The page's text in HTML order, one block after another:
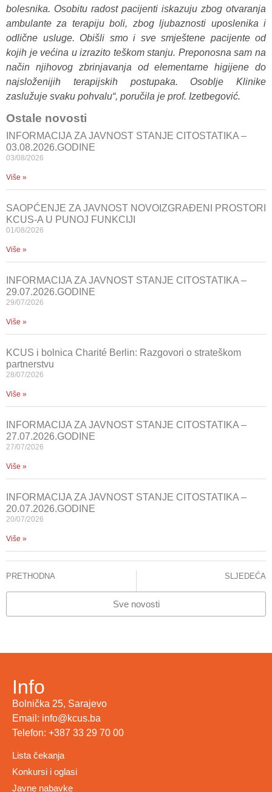
bolesnika. Osobitu radost pacijenti iskazuju zbog otvaranja
ambulante za terapiju boli, zbog ljubaznosti uposlenika i
odlične usluge. Obišli smo i sve smještene pacijente od
kojih je većina u izrazito teškom stanju. Preponosna sam na
način njihovog zbrinjavanja od elementarne higijene do
najsloženijih terapijskih postupaka. Osoblje Klinike
zaslužuje svaku pohvalu“, poručila je prof. Izetbegović.
Ostale novosti
INFORMACIJA ZA JAVNOST STANJE CITOSTATIKA –
03.08.2026.GODINE
03/08/2026
Više »
SAOPĆENJE ZA JAVNOST NOVOIZGRAĐENI PROSTORI
KCUS-A U PUNOJ FUNKCIJI
01/08/2026
Više »
INFORMACIJA ZA JAVNOST STANJE CITOSTATIKA –
29.07.2026.GODINE
29/07/2026
Više »
KCUS i bolnica Charité Berlin: Razgovori o strateškom
partnerstvu
28/07/2026
Više »
INFORMACIJA ZA JAVNOST STANJE CITOSTATIKA –
27.07.2026.GODINE
27/07/2026
Više »
INFORMACIJA ZA JAVNOST STANJE CITOSTATIKA –
20.07.2026.GODINE
20/07/2026
Više »
PRETHODNA SLJEDEĆA
Sve novosti
Info
Bolnička 25, Sarajevo
Email: info@kcus.ba
Telefon: +387 33 29 70 00
Lista čekanja
Konkursi i oglasi
Javne nabavke